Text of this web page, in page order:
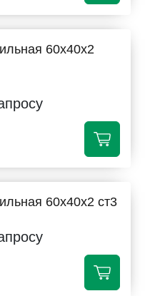
60х40х2
60х40х2 ст3